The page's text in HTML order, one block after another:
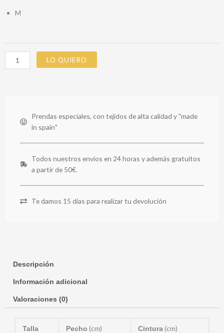
M
cantidad
LO QUIERO
Prendas especiales, con tejidos de alta calidad y "made
in spain"
Todos nuestros envíos en 24 horas y además gratuitos
a partir de 50€.
Te damos 15 días para realizar tu devolución
Descripción
Información adicional
Valoraciones (0)
Talla Pecho (cm) Cintura(cm)